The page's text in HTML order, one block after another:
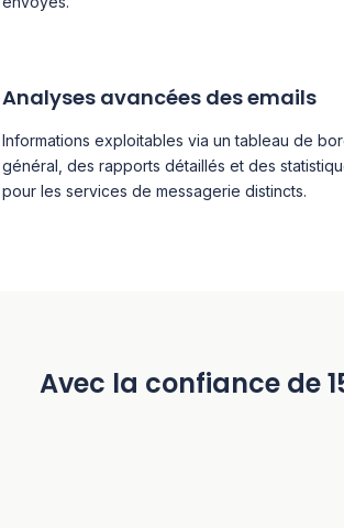
Analyses avancées des emails
Informations exploitables via un tableau de
général, des rapports détaillés et des
pour les services de messagerie distincts.
Avec la confiance de